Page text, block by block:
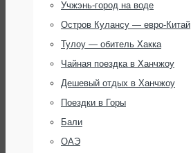
Учжэнь-город на воде
Остров Кулансу — евро-Китай
Тулоу — обитель Хакка
Чайная поездка в Ханчжоу
Дешевый отдых в Ханчжоу
Поездки в Горы
Бали
ОАЭ